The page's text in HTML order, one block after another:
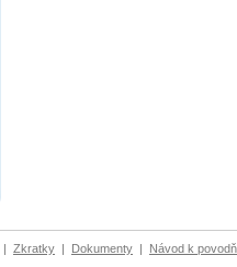
| Zkratky | Dokumenty | Návod k